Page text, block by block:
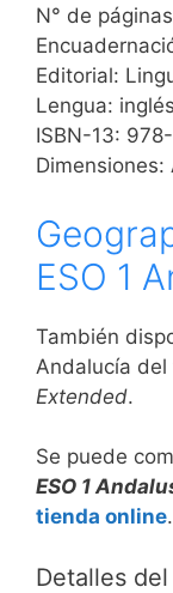
N° de
Editorial:
Lengua: inglés
ISBN-13:
ESO 1
También
Andalucía
Extended.
Se puede
ESO 1
tienda online.
Detalles